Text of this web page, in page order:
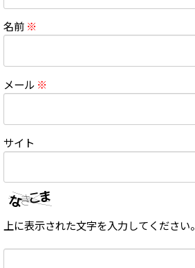
名前 ※
メール ※
サイト
上に表示された文字を入力してください。